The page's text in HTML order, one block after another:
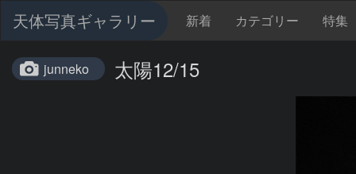
天体写真ギャラリー 新着 カテゴリー 特集
junneko 太陽12/15